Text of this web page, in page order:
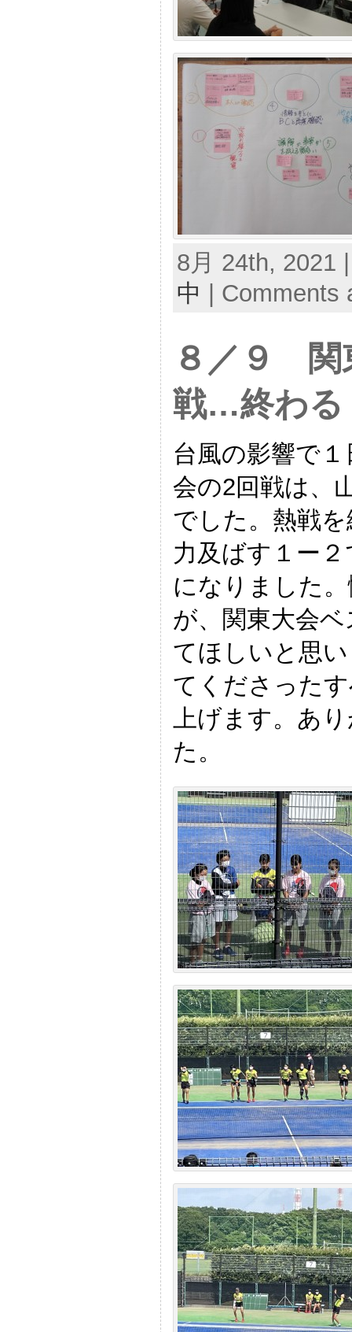
8月 24th, 2021
中
Comments
８／９ 関
戦…終わる
台風の影響で
会の2回戦は、
でした。熱戦
力及ばす１ー
になりました
が、関東大会
てほしいと思
てくださった
上げます。あ
た。